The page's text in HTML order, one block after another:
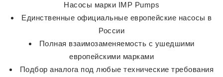
Насосы марки IMP Pumps
Единственные официальные европейские насосы в
России
Полная взаимозаменяемость с ушедшими
европейскими марками
Подбор аналога под любые технические требования